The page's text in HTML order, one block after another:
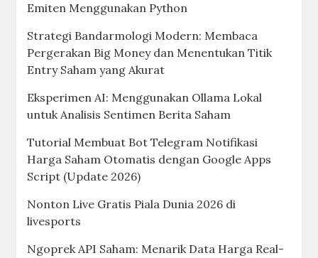
Emiten Menggunakan Python
Strategi Bandarmologi Modern: Membaca
Pergerakan Big Money dan Menentukan Titik
Entry Saham yang Akurat
Eksperimen AI: Menggunakan Ollama Lokal
untuk Analisis Sentimen Berita Saham
Tutorial Membuat Bot Telegram Notifikasi
Harga Saham Otomatis dengan Google Apps
Script (Update 2026)
Nonton Live Gratis Piala Dunia 2026 di
livesports
Ngoprek API Saham: Menarik Data Harga Real-